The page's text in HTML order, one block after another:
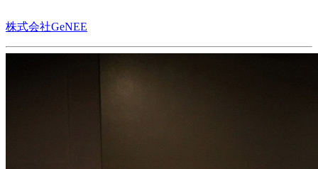
株式会社GeNEE